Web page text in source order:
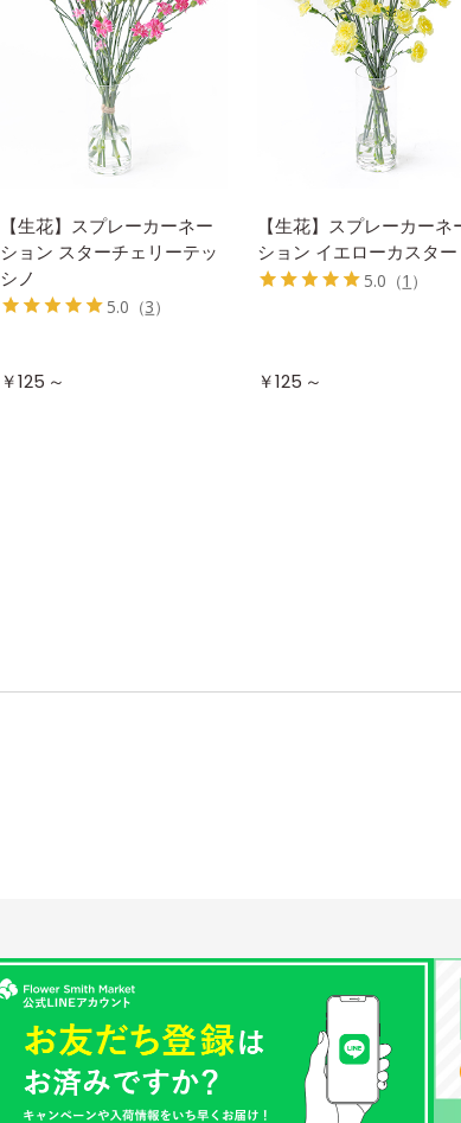
【生花】スプレーカーネー
ション スターチェリーテッ
シノ
5.0 （3）
￥125 ～
【生花】スプレーカーネ
ション イエローカスター
5.0 （1 ）
￥125 ～